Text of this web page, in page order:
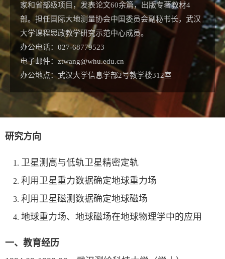
家和省部级项目，发表论文60余篇，出版专著教材4
部。担任国际大地测量协会中国委员会副秘书长，武汉
大学课程思政教学研究示范中心成员。
办公电话：027-68779523
电子邮件：ztwang@whu.edu.cn
办公地点：武汉大学信息学部2号教学楼312室
研究方向
卫星测高与低轨卫星精密定轨
利用卫星重力数据确定地球重力场
利用卫星磁测数据确定地球磁场
地球重力场、地球磁场在地球物理学中的应用
一、教育经历